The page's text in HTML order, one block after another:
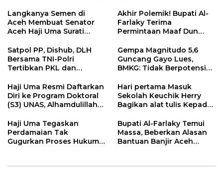
Sosial RI
Langkanya Semen di
Aceh Membuat Senator
Aceh Haji Uma Surati
Akhir Polemik! Bupati Al-
Farlaky Terima
Permintaan Maaf Dun
Satpol PP, Dishub, DLH
Bersama TNI-Polri
Tertibkan PKL dan
Idi Rayeuk
Gempa Magnitudo 5,6
Guncang Gayo Lues,
BMKG: Tidak Berpotensi
Haji Uma Resmi Daftarkan
Diri ke Program Doktoral
(S3) UNAS, Alhamdulillah
Disertasi
Hari pertama Masuk
Sekolah Keuchik Herry
Bagikan alat tulis Kepada
Haji Uma Tegaskan
Perdamaian Tak
Gugurkan Proses Hukum
Bupati Al-Farlaky Temui
Massa, Beberkan Alasan
Bantuan Banjir Aceh